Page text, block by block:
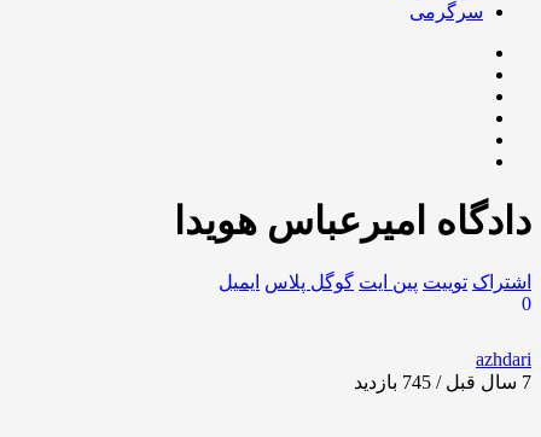
سرگرمی
دادگاه اميرعباس هويدا
اشتراک توییت پین ایت گوگل‌ پلاس ایمیل
0
azhdari
7 سال قبل / 745
بازدید